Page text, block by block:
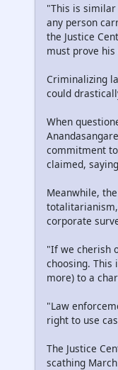
"This is
any person
the Justice
must prove
Criminalizing
could
When
commitment
claimed,
Meanwhile,
corporate
"If we cherish
choosing. This
more) to a
"Law
right to use
The Justice
scathing